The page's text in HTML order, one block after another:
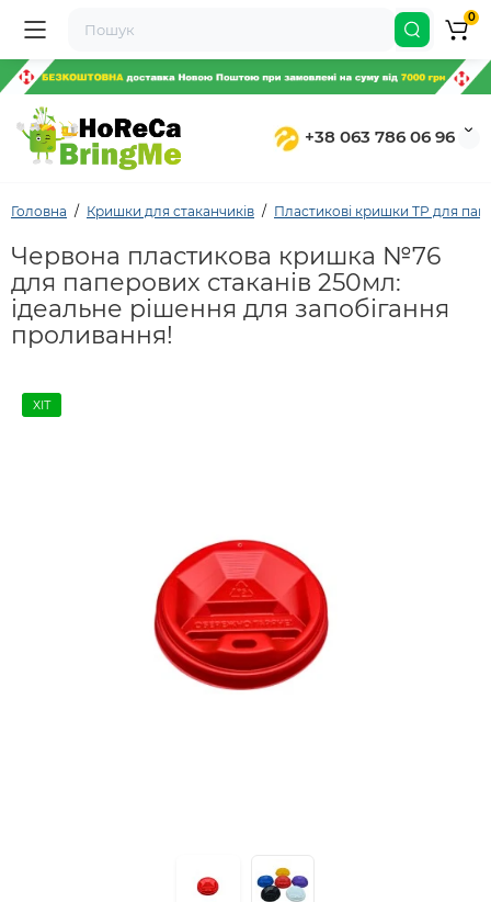
+38 063 786 06 96
0
Головна Кришки для стаканчиків Пластикові кришки TP для
Червона пластикова кришка №76
для паперових стаканів 250мл:
ідеальне рішення для запобігання
проливання!
ХІТ